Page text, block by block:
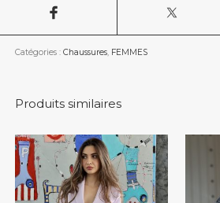
Catégories : Chaussures, FEMMES
Produits similaires